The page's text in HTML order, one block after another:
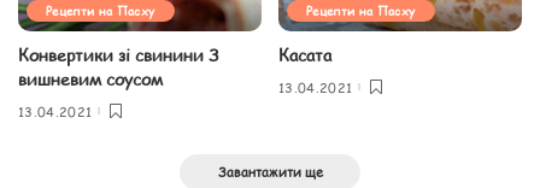
Рецепти на Пасху
Конвертики зі свинини З
вишневим соусом
13.04.2021
Рецепти на Пасху
Касата
13.04.2021
Завантажити ще